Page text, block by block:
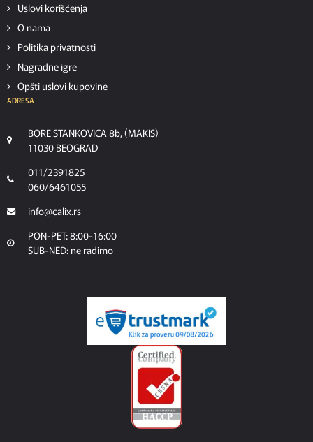
Uslovi korišćenja
O nama
Politika privatnosti
Nagradne igre
Opšti uslovi kupovine
ADRESA
BORE STANKOVICA 8b, (MAKIS)
11030 BEOGRAD
011/2391825
060/6461055
info@calix.rs
PON-PET: 8:00-16:00
SUB-NED: ne radimo